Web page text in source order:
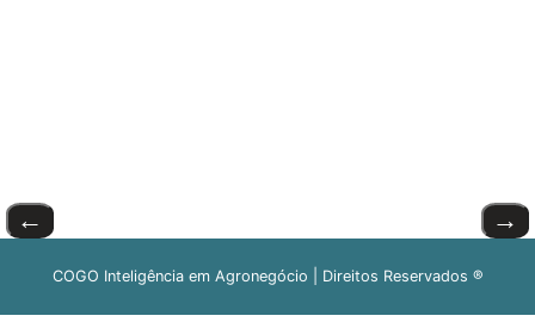
← →
COGO Inteligência em Agronegócio | Direitos Reservados ®